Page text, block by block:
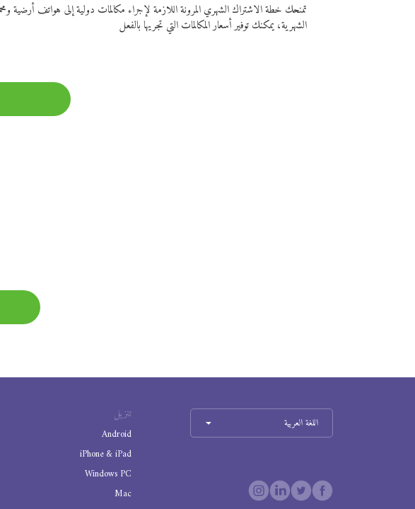
تمنحك خطة الاشتراك الشهري المرونة اللازمة لإجراء مكالمات دولية إلى هواتف
الشهرية، يمكنك توفير أسعار المكالمات التي تجريها بالفعل
تنزيل
Android
iPhone & iPad
Windows PC
Mac
اللغة العربية